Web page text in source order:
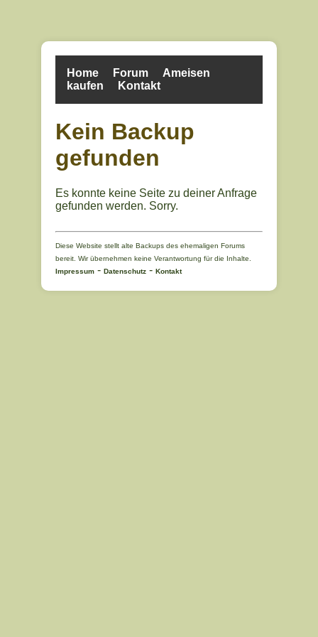
Home Forum
Ameisen
kaufen
Kontakt
Kein Backup
gefunden
Es konnte keine Seite zu deiner Anfrage
gefunden werden. Sorry.
Diese Website stellt alte Backups des ehemaligen Forums
bereit. Wir übernehmen keine Verantwortung für die Inhalte.
Impressum - Datenschutz - Kontakt